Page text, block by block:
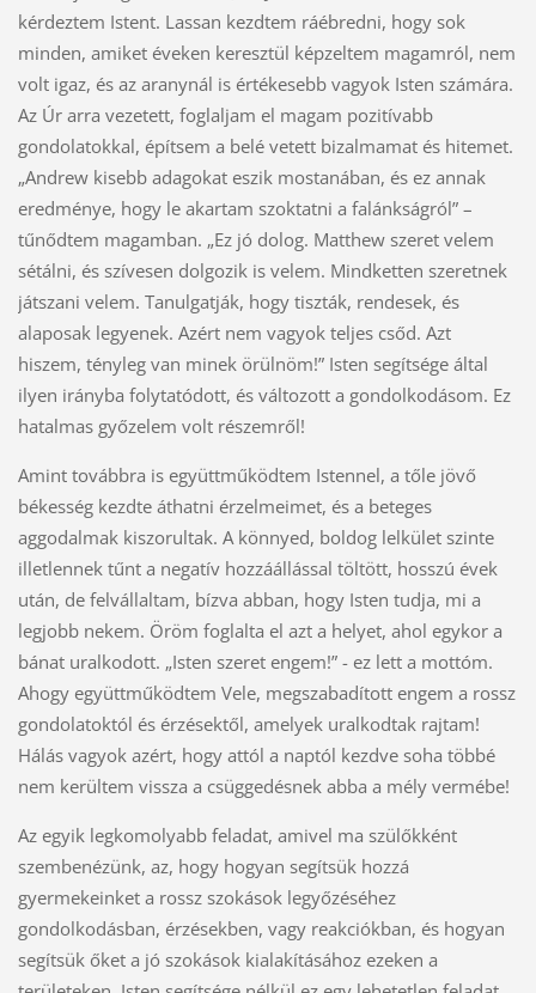
kérdeztem Istent. Lassan kezdtem ráébredni, hogy sok
minden, amiket éveken keresztül képzeltem magamról, nem
volt igaz, és az aranynál is értékesebb vagyok Isten számára.
Az Úr arra vezetett, foglaljam el magam pozitívabb
gondolatokkal, építsem a belé vetett bizalmamat és hitemet.
„Andrew kisebb adagokat eszik mostanában, és ez annak
eredménye, hogy le akartam szoktatni a falánkságról” –
tűnődtem magamban. „Ez jó dolog. Matthew szeret velem
sétálni, és szívesen dolgozik is velem. Mindketten szeretnek
játszani velem. Tanulgatják, hogy tiszták, rendesek, és
alaposak legyenek. Azért nem vagyok teljes csőd. Azt
hiszem, tényleg van minek örülnöm!” Isten segítsége által
ilyen irányba folytatódott, és változott a gondolkodásom. Ez
hatalmas győzelem volt részemről!
Amint továbbra is együttműködtem Istennel, a tőle jövő
békesség kezdte áthatni érzelmeimet, és a beteges
aggodalmak kiszorultak. A könnyed, boldog lelkület szinte
illetlennek tűnt a negatív hozzáállással töltött, hosszú évek
után, de felvállaltam, bízva abban, hogy Isten tudja, mi a
legjobb nekem. Öröm foglalta el azt a helyet, ahol egykor a
bánat uralkodott. „Isten szeret engem!” - ez lett a mottóm.
Ahogy együttműködtem Vele, megszabadított engem a rossz
gondolatoktól és érzésektől, amelyek uralkodtak rajtam!
Hálás vagyok azért, hogy attól a naptól kezdve soha többé
nem kerültem vissza a csüggedésnek abba a mély vermébe!
Az egyik legkomolyabb feladat, amivel ma szülőkként
szembenézünk, az, hogy hogyan segítsük hozzá
gyermekeinket a rossz szokások legyőzéséhez
gondolkodásban, érzésekben, vagy reakciókban, és hogyan
segítsük őket a jó szokások kialakításához ezeken a